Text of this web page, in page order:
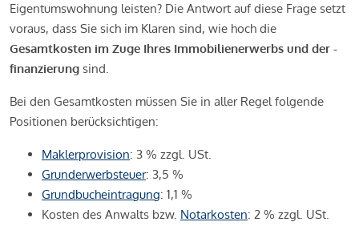
Eigentumswohnung leisten? Die Antwort auf diese Frage setzt
voraus, dass Sie sich im Klaren sind, wie hoch die
Gesamtkosten im Zuge Ihres Immobilienerwerbs und der -
finanzierung sind.
Bei den Gesamtkosten müssen Sie in aller Regel folgende
Positionen berücksichtigen:
Maklerprovision: 3 % zzgl. USt.
Grunderwerbsteuer: 3,5 %
Grundbucheintragung: 1,1 %
Kosten des Anwalts bzw. Notarkosten: 2 % zzgl. USt.